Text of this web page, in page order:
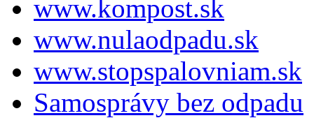
www.kompost.sk
www.nulaodpadu.sk
www.stopspalovniam.sk
Samosprávy bez odpadu